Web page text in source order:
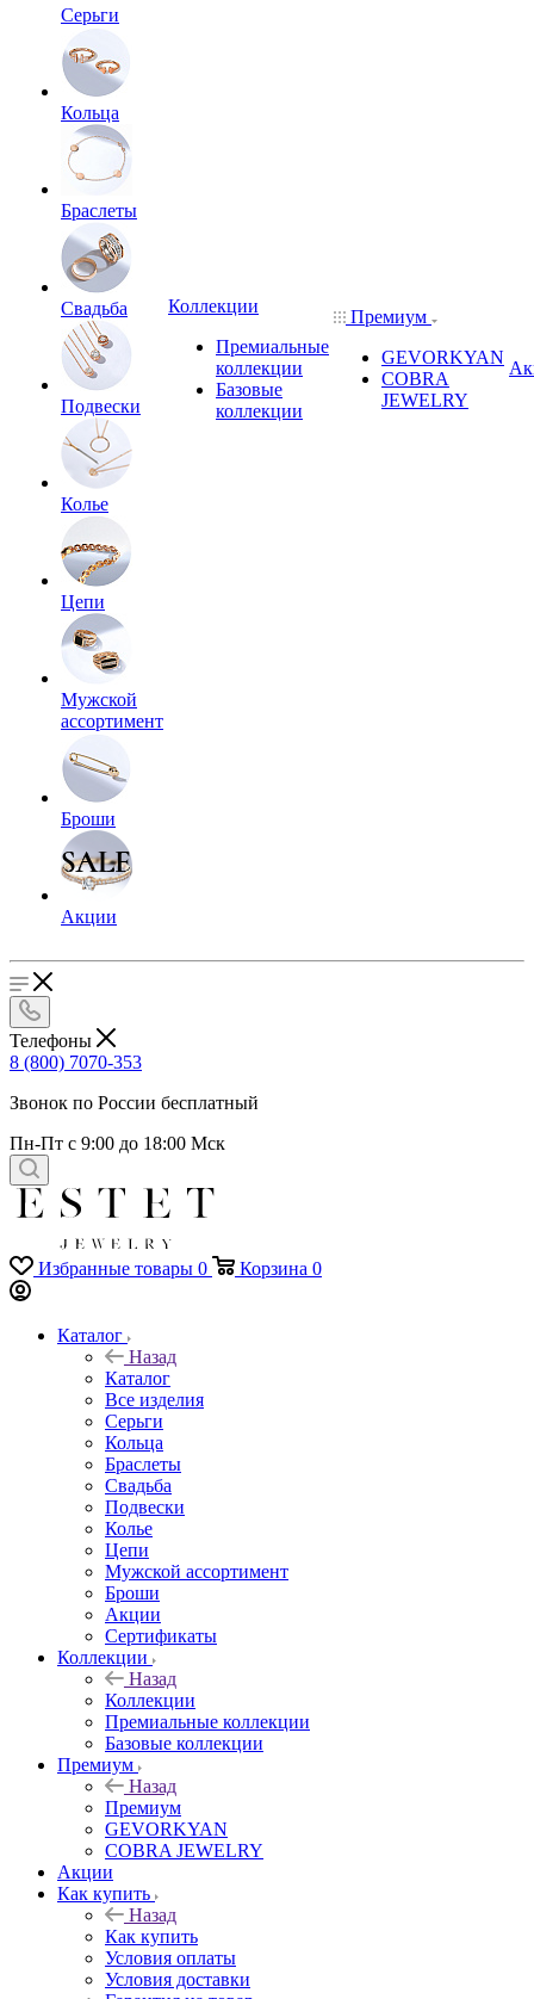
Серьги
Кольца
Браслеты
Свадьба
Подвески
Колье
Цепи
Мужской
ассортимент
Броши
Акции
Коллекции
Премиальные
коллекции
Базовые
коллекции
Премиум
GEVORKYAN
COBRA
JEWELRY
Телефоны
8 (800) 7070-353
Звонок по России бесплатный
Пн-Пт с 9:00 до 18:00 Мск
Избранные товары 0 Корзина 0
Каталог
Назад
Каталог
Все изделия
Серьги
Кольца
Браслеты
Свадьба
Подвески
Колье
Цепи
Мужской ассортимент
Броши
Акции
Сертификаты
Коллекции
Назад
Коллекции
Премиальные коллекции
Базовые коллекции
Премиум
Назад
Премиум
GEVORKYAN
COBRA JEWELRY
Акции
Как купить
Назад
Как купить
Условия оплаты
Условия доставки